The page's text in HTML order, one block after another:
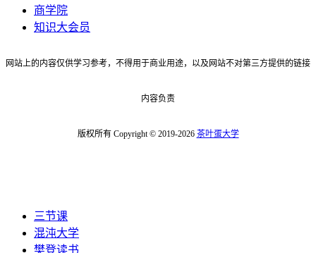
商学院
知识大会员
网站上的内容仅供学习参考，不得用于商业用途，以及网站不对第三方提供的链接
内容负责
版权所有 Copyright © 2019-2026 茶叶蛋大学
三节课
混沌大学
樊登读书